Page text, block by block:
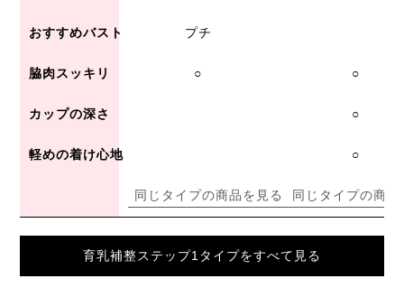
おすすめバスト プチ
脇肉スッキリ ○ ○
カップの深さ ○
軽めの着け心地 ○
同じタイプの商品を見る 同じタイプの商
育乳補整ステップ1タイプをすべて見る